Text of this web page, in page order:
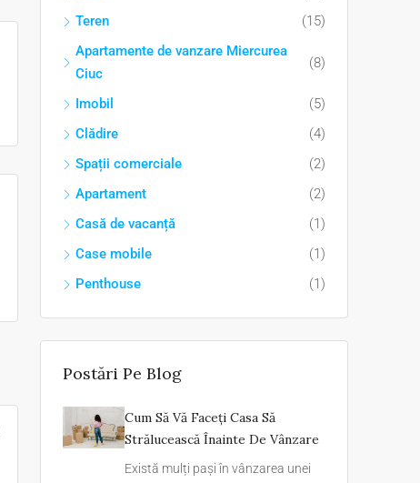
Teren
(15)
Apartamente de vanzare Miercurea
Ciuc
(8)
Imobil
(5)
Clădire
(4)
Spații comerciale
(2)
Apartament
(2)
Casă de vacanță
(1)
Case mobile
(1)
Penthouse
(1)
Postări Pe Blog
Cum Să Vă Faceți Casa Să
Strălucească Înainte De Vânzare
Există mulți pași în vânzarea unei